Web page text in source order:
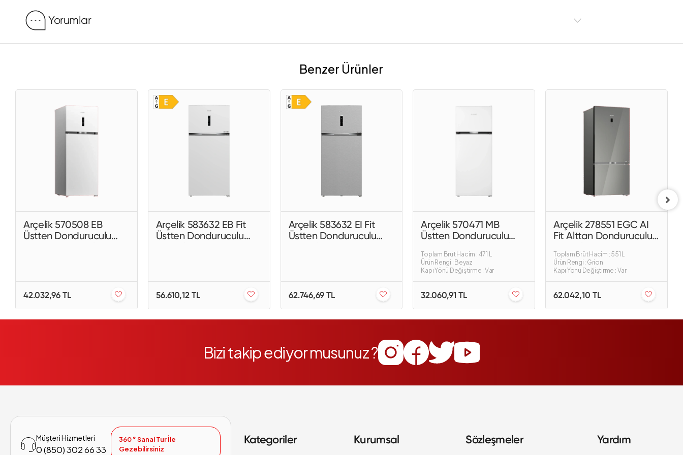
Yorumlar
Benzer Ürünler
Arçelik 570508 EB
Üstten Donduruculu
No-Frost Buzdolabı
42.032,96 TL
Arçelik 583632 EB Fit
Üstten Donduruculu
Buzdolabı
56.610,12 TL
Arçelik 583632 EI Fit
Üstten Donduruculu
Buzdolabı
62.746,69 TL
Arçelik 570471 MB
Üstten Donduruculu
Buzdolabı
Toplam Brüt Hacim : 471 L
Ürün Rengi : Beyaz
Kapı Yönü Değiştirme : Var
32.060,91 TL
Arçelik 278551 EGC AI
Fit Alttan Donduruculu
Buzdolabı
Toplam Brüt Hacim : 551 L
Ürün Rengi : Grion
Kapı Yönü Değiştirme : Var
62.042,10 TL
Bizi takip ediyor musunuz ?
Müşteri Hizmetleri
0 (850) 302 66 33
360 ° Sanal Tur İle
Gezebilirsiniz
Kategoriler Kurumsal Sözleşmeler Yardım